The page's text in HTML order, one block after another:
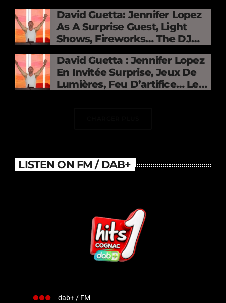
David Guetta: Jennifer Lopez
As A Surprise Guest, Light
Shows, Fireworks… The DJ
France
David Guetta : Jennifer Lopez
En Invitée Surprise, Jeux De
Lumières, Feu D’artifice… Le
LISTEN ON FM / DAB+
dab+ / FM